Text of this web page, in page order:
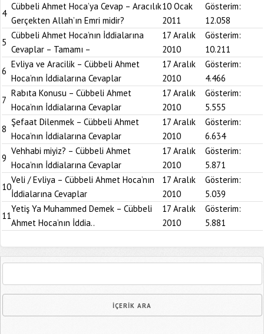
4
Cübbeli Ahmet Hoca’ya Cevap – Aracılık
Gerçekten Allah’ın Emri midir?
10 Ocak
2011
Gösterim:
12.058
5
Cübbeli Ahmet Hoca’nın İddialarına
Cevaplar – Tamamı –
17 Aralık
2010
Gösterim:
10.211
6
Evliya ve Aracilik – Cübbeli Ahmet
Hoca’nın İddialarına Cevaplar
17 Aralık
2010
Gösterim:
4.466
7
Rabıta Konusu – Cübbeli Ahmet
Hoca’nın İddialarına Cevaplar
17 Aralık
2010
Gösterim:
5.555
8
Şefaat Dilenmek – Cübbeli Ahmet
Hoca’nın İddialarına Cevaplar
17 Aralık
2010
Gösterim:
6.634
9
Vehhabi miyiz? – Cübbeli Ahmet
Hoca’nın İddialarına Cevaplar
17 Aralık
2010
Gösterim:
5.871
10
Veli / Evliya – Cübbeli Ahmet Hoca’nın
İddialarına Cevaplar
17 Aralık
2010
Gösterim:
5.039
11
Yetiş Ya Muhammed Demek – Cübbeli
Ahmet Hoca’nın İddia..
17 Aralık
2010
Gösterim:
5.881